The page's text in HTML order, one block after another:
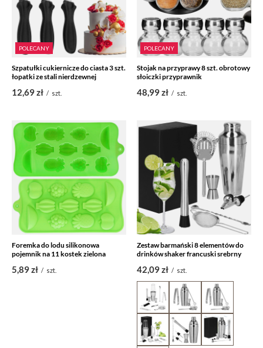
POLECANY
Szpatułki cukiernicze do ciasta 3 szt.
łopatki ze stali nierdzewnej
12,69 zł / szt.
POLECANY
Stojak na przyprawy 8 szt. obrotowy
słoiczki przyprawnik
48,99 zł / szt.
Foremka do lodu silikonowa
pojemnik na 11 kostek zielona
5,89 zł / szt.
Zestaw barmański 8 elementów do
drinków shaker francuski srebrny
42,09 zł / szt.